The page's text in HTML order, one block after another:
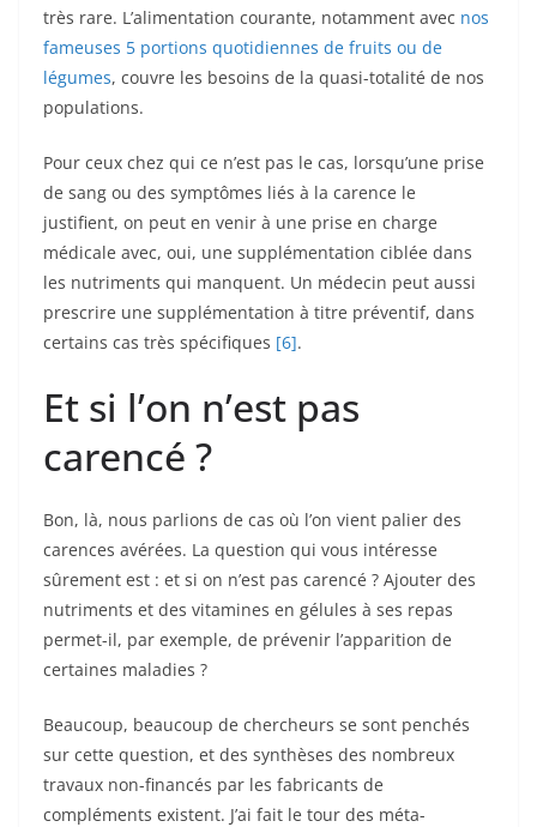
très rare. L’alimentation courante, notamment avec nos
fameuses 5 portions quotidiennes de fruits ou de
légumes, couvre les besoins de la quasi-totalité de nos
populations.
Pour ceux chez qui ce n’est pas le cas, lorsqu’une prise
de sang ou des symptômes liés à la carence le
justifient, on peut en venir à une prise en charge
médicale avec, oui, une supplémentation ciblée dans
les nutriments qui manquent. Un médecin peut aussi
prescrire une supplémentation à titre préventif, dans
certains cas très spécifiques [6].
Et si l’on n’est pas
carencé ?
Bon, là, nous parlions de cas où l’on vient palier des
carences avérées. La question qui vous intéresse
sûrement est : et si on n’est pas carencé ? Ajouter des
nutriments et des vitamines en gélules à ses repas
permet-il, par exemple, de prévenir l’apparition de
certaines maladies ?
Beaucoup, beaucoup de chercheurs se sont penchés
sur cette question, et des synthèses des nombreux
travaux non-financés par les fabricants de
compléments existent. J’ai fait le tour des méta-